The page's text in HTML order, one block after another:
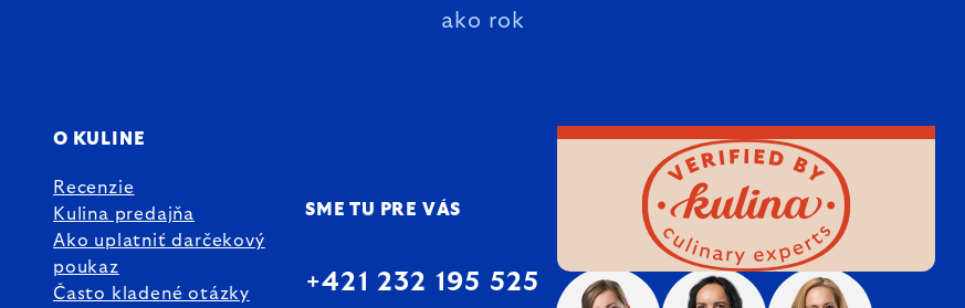
ako rok
O KULINE
Recenzie
Kulina predajňa
Ako uplatniť darčekový
poukaz
Často kladené otázky
SME TU PRE VÁS
+421 232 195 525